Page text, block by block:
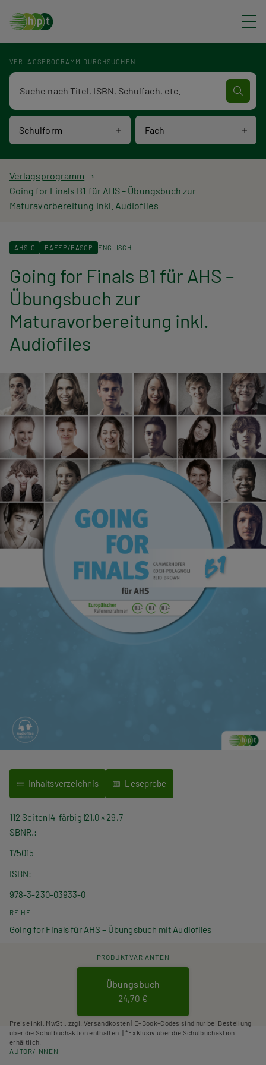
VERLAGSPROGRAMM DURCHSUCHEN
Schulform Fach
Verlagsprogramm Volltextsuche
P
f
d
n
a
v
i
g
a
t
i
o
n
Verlagsprogramm
Going for Finals B1 für AHS – Übungsbuch zur
Maturavorbereitung inkl. Audiofiles
AHS-O BAFEP/BASOP ENGLISCH
Going for Finals B1 für AHS –
Übungsbuch zur
Maturavorbereitung inkl.
Audiofiles
Inhaltsverzeichnis Leseprobe
112 Seiten 4-färbig 21,0 × 29,7
SBNR.
175015
ISBN
978-3-230-03933-0
REIHE
Going for Finals für AHS – Übungsbuch mit Audiofiles
PRODUKTVARIANTEN
Übungsbuch
24,70 €
Preise inkl. MwSt., zzgl. Versandkosten | E-Book-Codes sind nur bei Bestellung
über die Schulbuchaktion enthalten. | *Exklusiv über die Schulbuchaktion
erhältlich.
AUTOR/INNEN